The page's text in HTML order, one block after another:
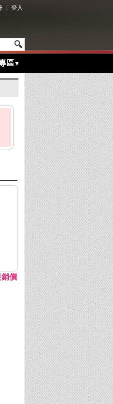
登入
區▼
銷價